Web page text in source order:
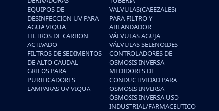
EQUIPOS DE
DESINFECCION UV PARA
AGUA VIQUA
FILTROS DE CARBON
ACTIVADO
FILTROS DE SEDIMENTOS
DE ALTO CAUDAL
GRIFOS PARA
PURIFICADORES
LAMPARAS UV VIQUA
VALVULAS(CABEZALES)
PARA FILTRO Y
ABLANDADOR
VÁLVULAS AGUJA
VÁLVULAS SELENOIDES
CONTROLADORES DE
OSMOSIS INVERSA
MEDIDORES DE
CONDUCTIVIDAD PARA
OSMOSIS INVERSA
ÓSMOSIS INVERSA USO
INDUSTRIAL/FARMACEUTICO